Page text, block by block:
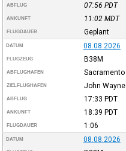
ABFLUG 07:56 PDT
ANKUNFT 11:02 MDT
FLUGDAUER Geplant
DATUM 08.08.2026
FLUGZEUG B38M
ABFLUGHAFEN Sacramento
ZIELFLUGHAFEN John Wayne
ABFLUG 17:33 PDT
ANKUNFT 18:39 PDT
FLUGDAUER 1:06
DATUM 08.08.2026